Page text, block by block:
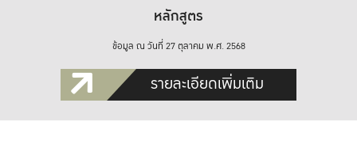
หลักสูตร
ข้อมูล ณ วันที่ 27 ตุลาคม พ.ศ. 2568
รายละเอียดเพิ่มเติม